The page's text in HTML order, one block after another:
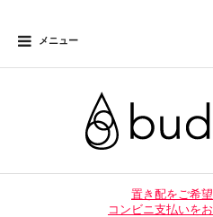
メニュー
置き配をご希
コンビニ支払いを